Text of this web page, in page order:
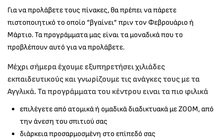
Για να προλάβετε τους πίνακες, θα πρέπει να πάρετε
πιστοποιητικό το οποίο “βγαίνει” πριν τον Φεβρουάριο ή
Μάρτιο. Τα προγράμματα μας είναι τα μοναδικά που το
προβλέπουν αυτό για να προλάβετε.
Μέχρι σήμερα έχουμε εξυπηρετήσει χιλιάδες
εκπαιδευτικούς και γνωρίζουμε τις ανάγκες τους με τα
Αγγλικά. Τα προγράμματα του κέντρου ειναι τα πιο φιλικά
επιλέγετε από ατομικά ή ομαδικά διαδικτυακά με ΖΟΟΜ, από
την άνεση του σπιτιού σας
διάρκεια προσαρμοσμένη στο επίπεδό σας